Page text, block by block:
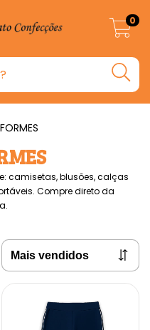
0
camisetas, blusões, calças
Compre direto da